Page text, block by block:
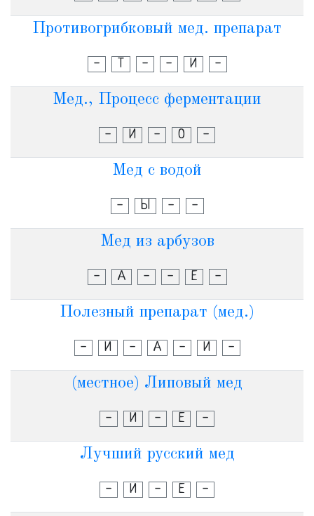
Противогрибковый мед. препарат
- Т - - И -
Мед., Процесс ферментации
- И - О -
Мед с водой
- Ы - -
Мед из арбузов
- А - - Е -
Полезный препарат (мед.)
- И - А - И -
(местное) Липовый мед
- И - Е -
Лучший русский мед
- И - Е -